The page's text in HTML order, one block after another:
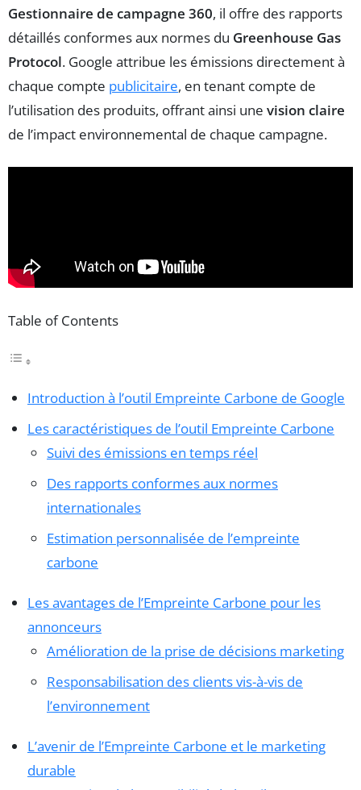
Gestionnaire de campagne 360, il offre des rapports
détaillés conformes aux normes du Greenhouse Gas
Protocol. Google attribue les émissions directement à
chaque compte publicitaire, en tenant compte de
l’utilisation des produits, offrant ainsi une vision claire
de l’impact environnemental de chaque campagne.
Table of Contents
Introduction à l’outil Empreinte Carbone de Google
Les caractéristiques de l’outil Empreinte Carbone
Suivi des émissions en temps réel
Des rapports conformes aux normes
internationales
Estimation personnalisée de l’empreinte
carbone
Les avantages de l’Empreinte Carbone pour les
annonceurs
Amélioration de la prise de décisions marketing
Responsabilisation des clients vis-à-vis de
l’environnement
L’avenir de l’Empreinte Carbone et le marketing
durable